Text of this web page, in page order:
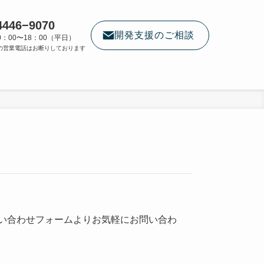
00〜18：00（平日）
業電話はお断りしております
開発支援のご相談
合わせフォームよりお気軽にお問い合わ